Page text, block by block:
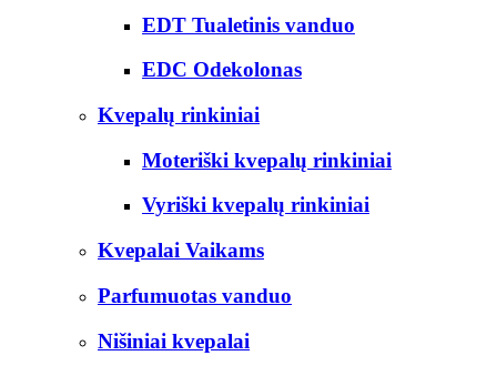
EDT Tualetinis vanduo
EDC Odekolonas
Kvepalų rinkiniai
Moteriški kvepalų rinkiniai
Vyriški kvepalų rinkiniai
Kvepalai Vaikams
Parfumuotas vanduo
Nišiniai kvepalai